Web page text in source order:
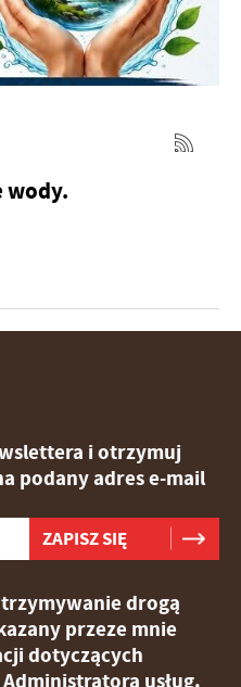
wody.
i otrzymuj
podany adres e-mail
drogą
przeze mnie
dotyczących
usług.